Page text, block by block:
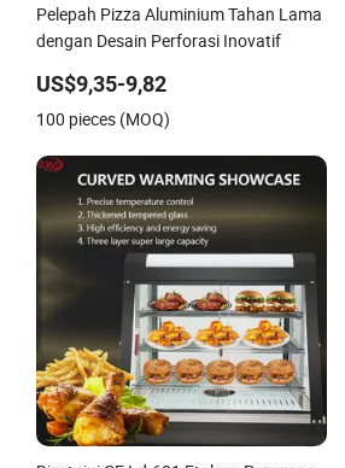
Pelepah Pizza Aluminium Tahan Lama
dengan Desain Perforasi Inovatif
US$9,35-9,82
100 pieces (MOQ)